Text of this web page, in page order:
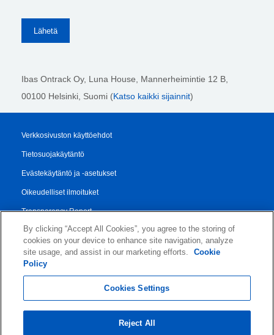
Ibas Ontrack Oy, Luna House, Mannerheimintie 12 B,
00100 Helsinki, Suomi (Katso kaikki sijainnit)
Verkkosivuston käyttöehdot
Tietosuojakäytäntö
Evästekäytäntö ja -asetukset
Oikeudelliset ilmoituket
Transparency Report
Myynti- ja Toimitusehdot
Authorised Partner Agreement
© 2026 KLDiscovery Ontrack - All Rights Reserved.
By clicking “Accept All Cookies”, you agree to the storing of
cookies on your device to enhance site navigation, analyze
site usage, and assist in our marketing efforts.
Cookie
Policy
Cookies Settings
Reject All